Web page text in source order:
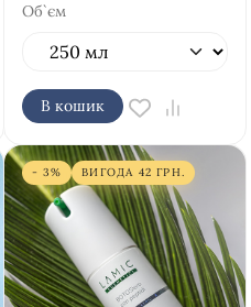
Об`єм
В кошик
- 3% ВИГОДА 42 ГРН.